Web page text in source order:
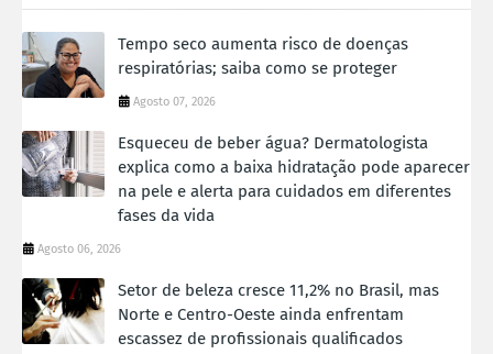
Tempo seco aumenta risco de doenças
respiratórias; saiba como se proteger
Agosto 07, 2026
Esqueceu de beber água? Dermatologista
explica como a baixa hidratação pode aparecer
na pele e alerta para cuidados em diferentes
fases da vida
Agosto 06, 2026
Setor de beleza cresce 11,2% no Brasil, mas
Norte e Centro-Oeste ainda enfrentam
escassez de profissionais qualificados